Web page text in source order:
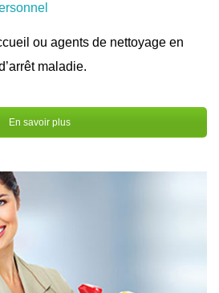
ou agents de nettoyage en
maladie.
En savoir plus